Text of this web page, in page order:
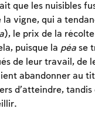
que les nuisibles
vigne, qui a
), le prix de la
puisque la péase
de leur travail, de
abandonner au
d’atteindre, tandis